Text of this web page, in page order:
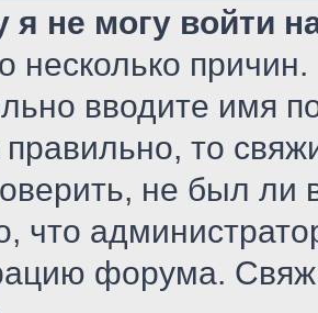
я не могу войти
несколько
вводите имя
правильно, то
не был ли
что
форума.